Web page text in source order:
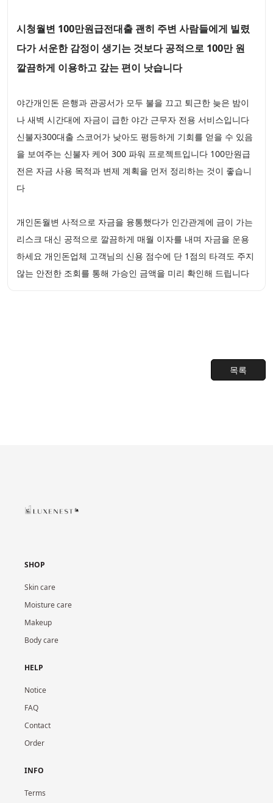
시청월변 100만원급전대출 괜히 주변 사람들에게 빌렸
다가 서운한 감정이 생기는 것보다 공적으로 100만 원
깔끔하게 이용하고 갚는 편이 낫습니다
야간개인돈 은행과 관공서가 모두 불을 끄고 퇴근한 늦은 밤이
나 새벽 시간대에 자금이 급한 야간 근무자 전용 서비스입니다
신불자300대출 스코어가 낮아도 평등하게 기회를 얻을 수 있음
을 보여주는 신불자 케어 300 파워 프로젝트입니다 100만원급
전은 자금 사용 목적과 변제 계획을 먼저 정리하는 것이 좋습니
다
개인돈월변 사적으로 자금을 융통했다가 인간관계에 금이 가는
리스크 대신 공적으로 깔끔하게 매월 이자를 내며 자금을 운용
하세요 개인돈업체 고객님의 신용 점수에 단 1점의 타격도 주지
않는 안전한 조회를 통해 가승인 금액을 미리 확인해 드립니다
목록
SHOP
Skin care
Moisture care
Makeup
Body care
HELP
Notice
FAQ
Contact
Order
INFO
Terms